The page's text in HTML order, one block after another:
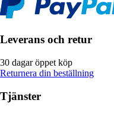
Leverans och retur
30 dagar öppet köp
Returnera din beställning
Tjänster